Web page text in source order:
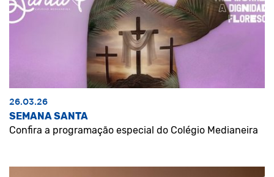
26.03.26
SEMANA SANTA
Confira a programação especial do Colégio Medianeira